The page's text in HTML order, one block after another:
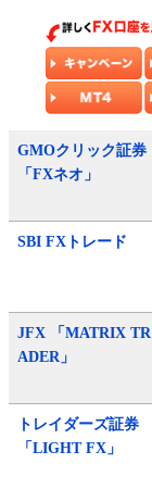
GMOクリック証券
「FXネオ」
SBI FXトレード
JFX 「MATRIX TR
ADER」
トレイダーズ証券
「LIGHT FX」